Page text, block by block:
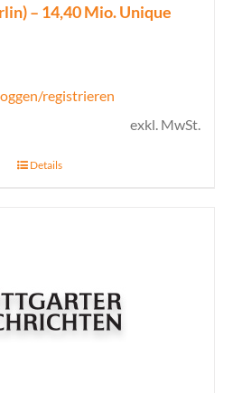
– 14,40 Mio. Unique
registrieren
exkl. MwSt.
Details